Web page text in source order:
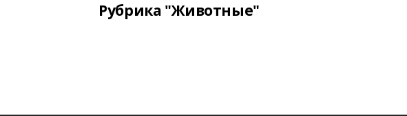
Рубрика "Животные"